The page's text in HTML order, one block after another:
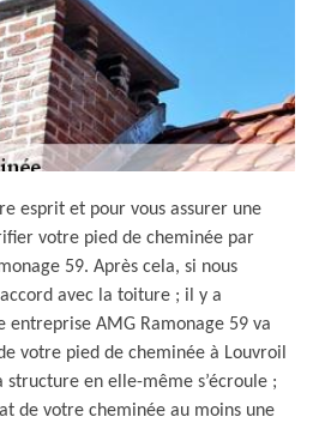
esprit et pour vous assurer une
votre pied de cheminée par
59. Après cela, si nous
avec la toiture ; il y a
entreprise AMG Ramonage 59 va
votre pied de cheminée à Louvroil
structure en elle-même s’écroule ;
de votre cheminée au moins une